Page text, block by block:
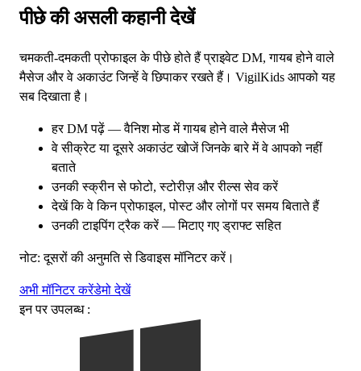
पीछे की असली कहानी देखें
चमकती-दमकती प्रोफाइल के पीछे होते हैं प्राइवेट DM, गायब होने वाले
मैसेज और वे अकाउंट जिन्हें वे छिपाकर रखते हैं। VigilKids आपको यह
सब दिखाता है।
हर DM पढ़ें — वैनिश मोड में गायब होने वाले मैसेज भी
वे सीक्रेट या दूसरे अकाउंट खोजें जिनके बारे में वे आपको नहीं
बताते
उनकी स्क्रीन से फोटो, स्टोरीज़ और रील्स सेव करें
देखें कि वे किन प्रोफाइल, पोस्ट और लोगों पर समय बिताते हैं
उनकी टाइपिंग ट्रैक करें — मिटाए गए ड्राफ्ट सहित
नोट: दूसरों की अनुमति से डिवाइस मॉनिटर करें।
अभी मॉनिटर करेंडेमो देखें
इन पर उपलब्ध :